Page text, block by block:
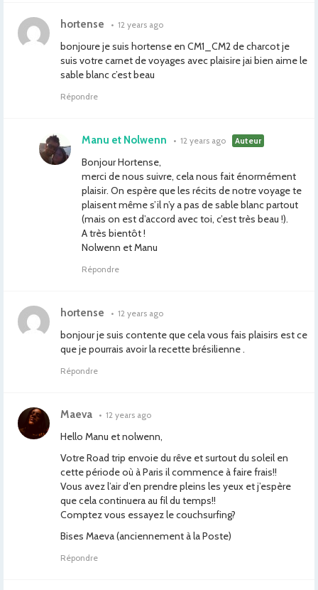
hortense • 12 years ago
bonjoure je suis hortense en CM1_CM2 de charcot je
suis votre carnet de voyages avec plaisire jai bien aime le
sable blanc c’est beau
Répondre
Manu et Nolwenn • 12 years ago Auteur
Bonjour Hortense,
merci de nous suivre, cela nous fait énormément
plaisir. On espère que les récits de notre voyage te
plaisent même s’il n’y a pas de sable blanc partout
(mais on est d’accord avec toi, c’est très beau !).
A très bientôt !
Nolwenn et Manu
Répondre
hortense • 12 years ago
bonjour je suis contente que cela vous fais plaisirs est ce
que je pourrais avoir la recette brésilienne .
Répondre
Maeva • 12 years ago
Hello Manu et nolwenn,
Votre Road trip envoie du rêve et surtout du soleil en
cette période où à Paris il commence à faire frais!!
Vous avez l’air d’en prendre pleins les yeux et j’espère
que cela continuera au fil du temps!!
Comptez vous essayez le couchsurfing?
Bises Maeva (anciennement à la Poste)
Répondre